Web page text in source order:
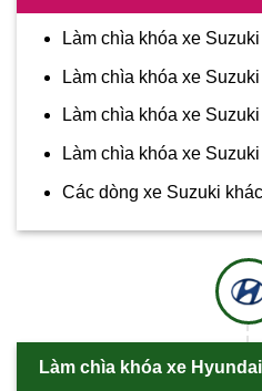
Làm chìa khóa xe
Làm chìa khóa xe
Làm chìa khóa xe
Làm chìa khóa xe
Các dòng xe Suzuki khác
Làm chìa khóa xe Hyundai